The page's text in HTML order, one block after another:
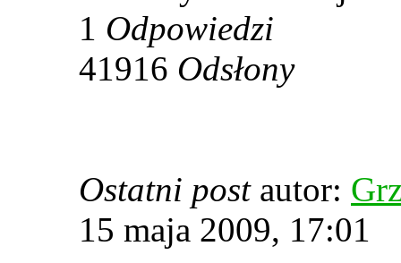
1 Odpowiedzi
41916 Odsłony
Ostatni post autor:
15 maja 2009, 17:01